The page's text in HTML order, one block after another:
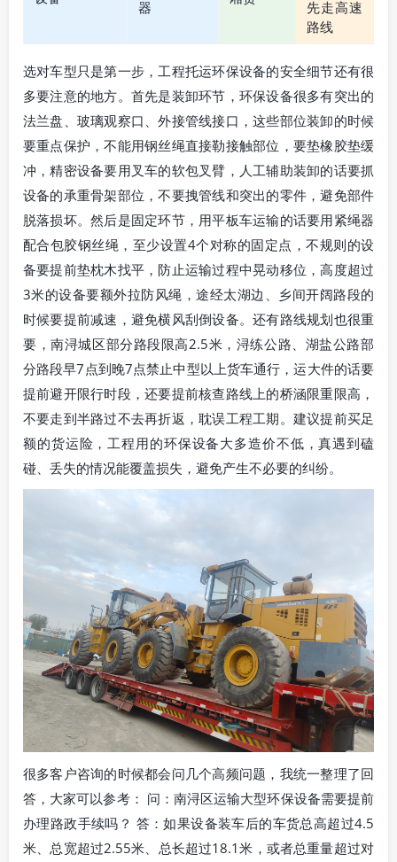
器
先走高速
路线
选对车型只是第一步，工程托运环保设备的安全细节还有很
多要注意的地方。首先是装卸环节，环保设备很多有突出的
法兰盘、玻璃观察口、外接管线接口，这些部位装卸的时候
要重点保护，不能用钢丝绳直接勒接触部位，要垫橡胶垫缓
冲，精密设备要用叉车的软包叉臂，人工辅助装卸的话要抓
设备的承重骨架部位，不要拽管线和突出的零件，避免部件
脱落损坏。然后是固定环节，用平板车运输的话要用紧绳器
配合包胶钢丝绳，至少设置4个对称的固定点，不规则的设
备要提前垫枕木找平，防止运输过程中晃动移位，高度超过
3米的设备要额外拉防风绳，途经太湖边、乡间开阔路段的
时候要提前减速，避免横风刮倒设备。还有路线规划也很重
要，南浔城区部分路段限高2.5米，浔练公路、湖盐公路部
分路段早7点到晚7点禁止中型以上货车通行，运大件的话要
提前避开限行时段，还要提前核查路线上的桥涵限重限高，
不要走到半路过不去再折返，耽误工程工期。建议提前买足
额的货运险，工程用的环保设备大多造价不低，真遇到磕
碰、丢失的情况能覆盖损失，避免产生不必要的纠纷。
很多客户咨询的时候都会问几个高频问题，我统一整理了回
答，大家可以参考： 问：南浔区运输大型环保设备需要提前
办理路政手续吗？ 答：如果设备装车后的车货总高超过4.5
米、总宽超过2.55米、总长超过18.1米，或者总重量超过对